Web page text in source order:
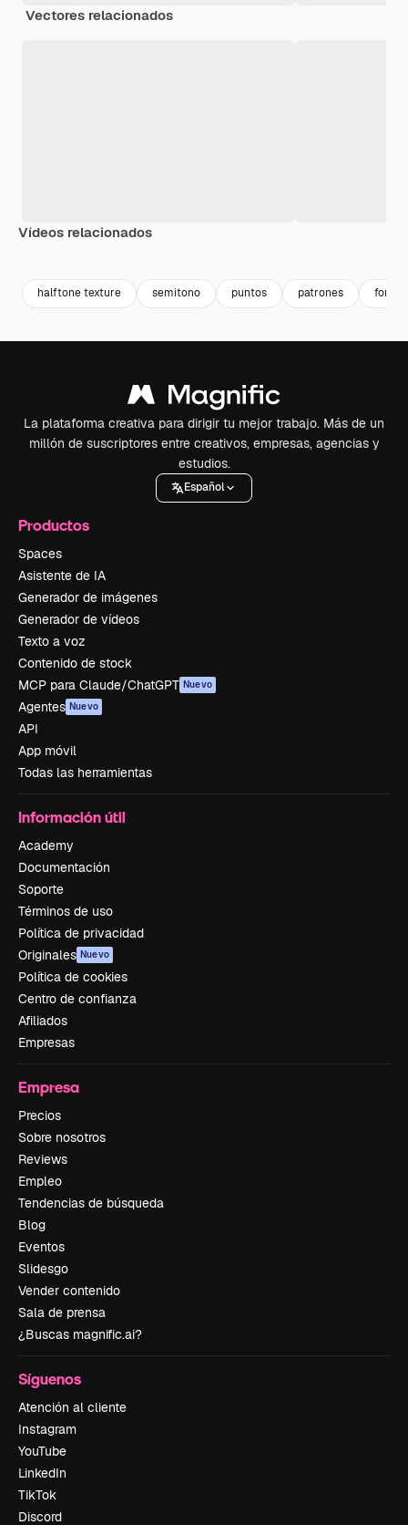
Vectores relacionados
Vídeos relacionados
halftone texture semitono puntos patrones fondo
La plataforma creativa para dirigir tu mejor trabajo. Más de un
millón de suscriptores entre creativos, empresas, agencias y
estudios.
Español
Productos
Spaces
Asistente de IA
Generador de imágenes
Generador de vídeos
Texto a voz
Contenido de stock
MCP para Claude/ChatGPT Nuevo
Agentes Nuevo
API
App móvil
Todas las herramientas
Información útil
Academy
Documentación
Soporte
Términos de uso
Política de privacidad
Originales Nuevo
Política de cookies
Centro de confianza
Afiliados
Empresas
Empresa
Precios
Sobre nosotros
Reviews
Empleo
Tendencias de búsqueda
Blog
Eventos
Slidesgo
Vender contenido
Sala de prensa
¿Buscas magnific.ai?
Síguenos
Atención al cliente
Instagram
YouTube
LinkedIn
TikTok
Discord